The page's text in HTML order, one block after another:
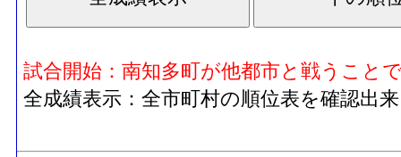
試合開始：南知多町が他都市と戦うこと
全成績表示：全市町村の順位表を確認出